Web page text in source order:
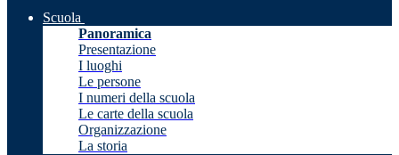
Scuola
Panoramica
Presentazione
I luoghi
Le persone
I numeri della scuola
Le carte della scuola
Organizzazione
La storia